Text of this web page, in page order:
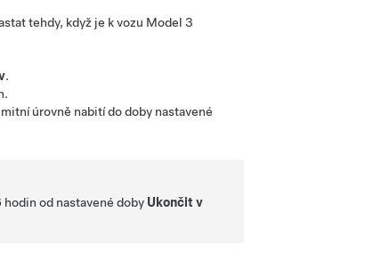
tehdy, když je k vozu Model 3
.
úrovně nabití do doby nastavené
od nastavené doby Ukončit v